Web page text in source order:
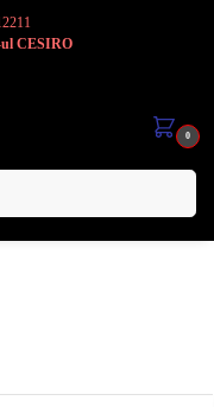
CESIRO
0